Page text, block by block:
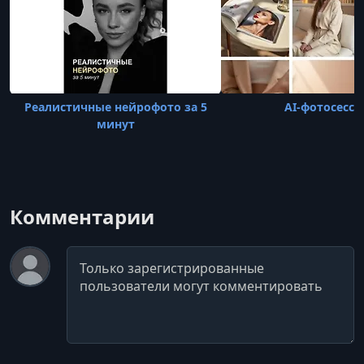
Реалистичные нейрофото за 5
минут
AI-
Комментарии
Комментарий